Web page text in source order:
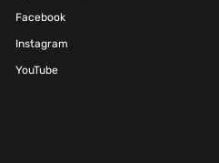
Facebook
Instagram
YouTube